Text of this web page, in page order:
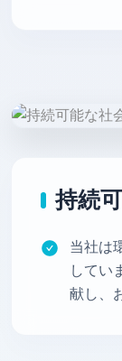
持続
当社は
してい
献し、